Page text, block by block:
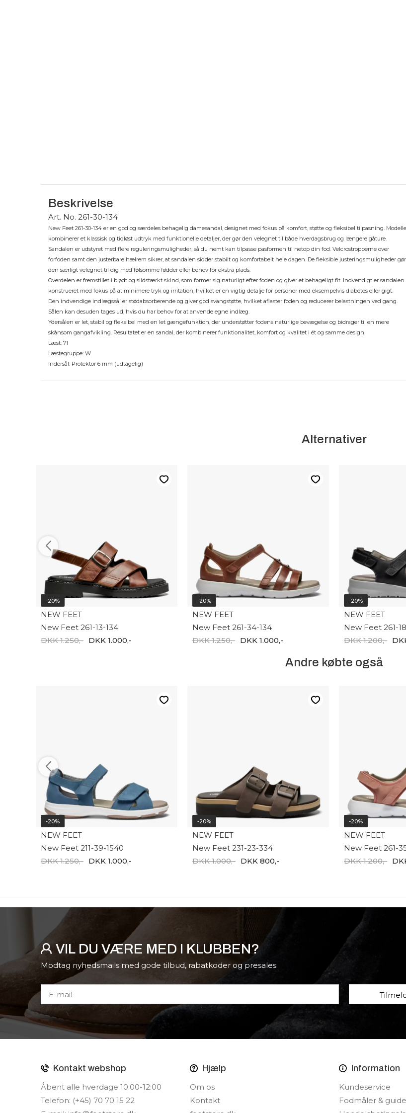
Beskrivelse
Art. No. 261-30-134
New Feet 261-30-134 er en god og særdeles behagelig damesandal, designet med fokus på komfort, støtte og fleksibel tilpasning.
kombinerer et klassisk og tidløst udtryk med funktionelle detaljer, der gør den velegnet til både hverdagsbrug og længere gåture.
Sandalen er udstyret med flere reguleringsmuligheder, så du nemt kan tilpasse pasformen til netop din fod. Velcrostropperne over
forfoden samt den justerbare hælrem sikrer, at sandalen sidder stabilt og komfortabelt hele dagen. De fleksible justeringsmuligheder gør
den særligt velegnet til dig med følsomme fødder eller behov for ekstra plads.
Overdelen er fremstillet i blødt og slidstærkt skind, som former sig naturligt efter foden og giver et behageligt fit. Indvendigt er sandalen
konstrueret med fokus på at minimere tryk og irritation, hvilket er en vigtig detalje for personer med eksempelvis diabetes eller gigt.
Den indvendige indlægssål er stødabsorberende og giver god svangstøtte, hvilket aflaster foden og reducerer belastningen ved gang.
Sålen kan desuden tages ud, hvis du har behov for at anvende egne indlæg.
Ydersålen er let, stabil og fleksibel med en let gængefunktion, der understøtter fodens naturlige bevægelse og bidrager til en mere
skånsom gangafvikling. Resultatet er en sandal, der kombinerer funktionalitet, komfort og kvalitet i ét og samme design.
Læst: 71
Læstegruppe: W
Indersål: Protektor 6 mm (udtagelig)
Alternativer
-20%
NEW FEET
New Feet 261-13-134
DKK 1.250,- DKK 1.000,-
-20%
NEW FEET
New Feet 261-34-134
DKK 1.250,- DKK 1.000,-
-20%
NEW FEET
New Feet 261-
DKK 1.200,-
Andre købte også
-20%
NEW FEET
New Feet 211-39-1540
DKK 1.250,- DKK 1.000,-
-20%
NEW FEET
New Feet 231-23-334
DKK 1.000,- DKK 800,-
-20%
NEW FEET
New Feet 261-
DKK 1.200,-
VIL DU VÆRE MED I KLUBBEN?
Modtag nyhedsmails med gode tilbud, rabatkoder og presales
Kontakt webshop
Åbent alle hverdage 10:00-12:00
Telefon: (+45) 70 70 15 22
Hjælp
Om os
Kontakt
Information
Kundeservice
Fodmåler & guide